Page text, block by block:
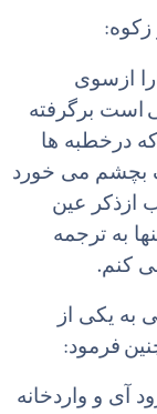
زکوه:
ازسوی
است برگرفته
درخطبه ها
بچشم می خورد
ازذکر عین
به ترجمه
کنم.
به یکی از
فرمود:
آی و واردخانه